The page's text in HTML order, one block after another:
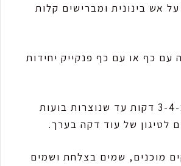
אש בינונית ומברישים קלות
עם כף או עם כף פנקייק יחידות
4 מטגנים בערך כ-3-4 דקות עד שנוצרות בועות
לטיגון של עוד דקה בערך.
מוכנים, שמים בצלחת ושמים